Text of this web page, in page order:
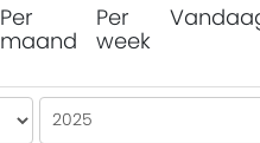
Per
maand
Per
week